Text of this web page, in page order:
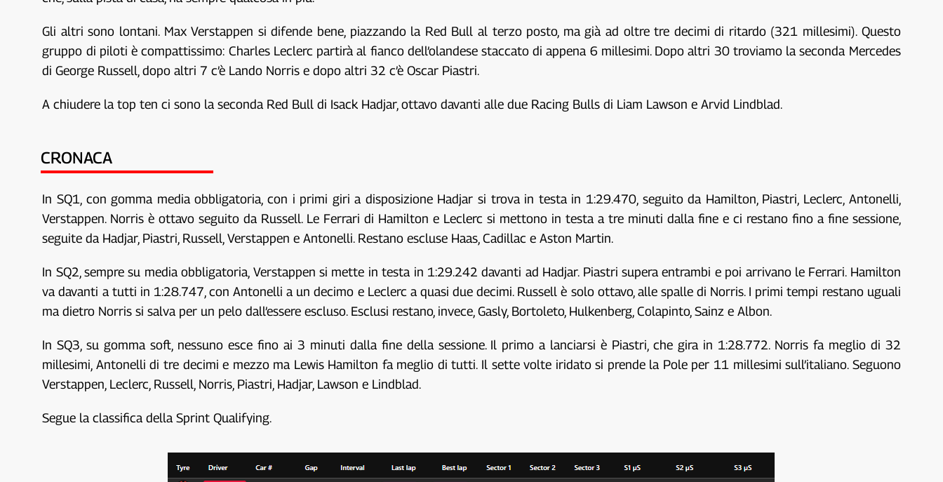
Gli altri sono lontani. Max Verstappen si difende bene, piazzando la Red Bull al terzo posto, ma già ad oltre tre decimi di ritardo (321 millesimi). Questo
gruppo di piloti è compattissimo: Charles Leclerc partirà al fianco dell’olandese staccato di appena 6 millesimi. Dopo altri 30 troviamo la seconda Mercedes
di George Russell, dopo altri 7 c’è Lando Norris e dopo altri 32 c’è Oscar Piastri.
A chiudere la top ten ci sono la seconda Red Bull di Isack Hadjar, ottavo davanti alle due Racing Bulls di Liam Lawson e Arvid Lindblad.
CRONACA
In SQ1, con gomma media obbligatoria, con i primi giri a disposizione Hadjar si trova in testa in 1:29.470, seguito da Hamilton, Piastri, Leclerc, Antonelli,
Verstappen. Norris è ottavo seguito da Russell. Le Ferrari di Hamilton e Leclerc si mettono in testa a tre minuti dalla fine e ci restano fino a fine sessione,
seguite da Hadjar, Piastri, Russell, Verstappen e Antonelli. Restano escluse Haas, Cadillac e Aston Martin.
In SQ2, sempre su media obbligatoria, Verstappen si mette in testa in 1:29.242 davanti ad Hadjar. Piastri supera entrambi e poi arrivano le Ferrari. Hamilton
va davanti a tutti in 1:28.747, con Antonelli a un decimo e Leclerc a quasi due decimi. Russell è solo ottavo, alle spalle di Norris. I primi tempi restano uguali
ma dietro Norris si salva per un pelo dall’essere escluso. Esclusi restano, invece, Gasly, Bortoleto, Hulkenberg, Colapinto, Sainz e Albon.
In SQ3, su gomma soft, nessuno esce fino ai 3 minuti dalla fine della sessione. Il primo a lanciarsi è Piastri, che gira in 1:28.772. Norris fa meglio di 32
millesimi, Antonelli di tre decimi e mezzo ma Lewis Hamilton fa meglio di tutti. Il sette volte iridato si prende la Pole per 11 millesimi sull’italiano. Seguono
Verstappen, Leclerc, Russell, Norris, Piastri, Hadjar, Lawson e Lindblad.
Segue la classifica della Sprint Qualifying.